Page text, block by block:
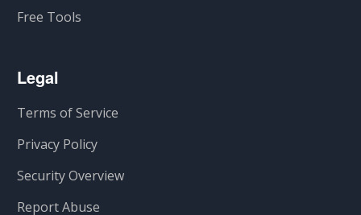
Free Tools
Legal
Terms of Service
Privacy Policy
Security Overview
Report Abuse